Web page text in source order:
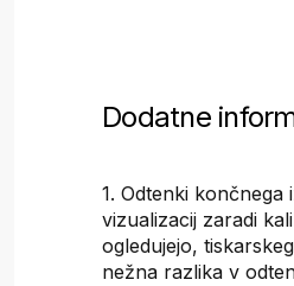
Dodatne
1. Odtenki
vizualizacij zaradi
ogledujejo,
nežna razlika v